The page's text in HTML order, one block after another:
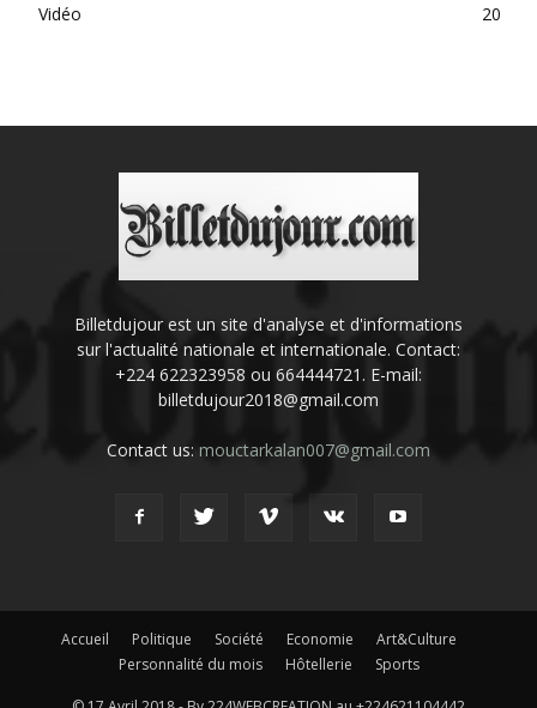
Vidéo
20
Billetdujour est un site d'analyse et d'informations
sur l'actualité nationale et internationale. Contact:
+224 622323958 ou 664444721. E-mail:
billetdujour2018@gmail.com
Contact us: mouctarkalan007@gmail.com
Accueil Politique Société Economie
Art&Culture
Personnalité du mois
Hôtellerie Sports